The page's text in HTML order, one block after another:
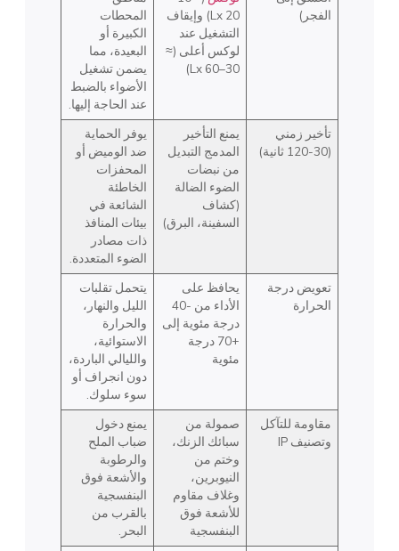
الفجر)
20 Lx) وإيقاف
التشغيل عند
لوكس أعلى (≈
30–60 Lx)
المحطات
الكبيرة أو
البعيدة، مما
يضمن تشغيل
الأضواء بالضبط
عند الحاجة إليها.
تأخير زمني
(30-120 ثانية)
يمنع التأخير
المدمج التبديل
من نبضات
الضوء الضالة
(كشاف
السفينة، البرق)
يوفر الحماية
ضد الوميض أو
المحفزات
الخاطئة
الشائعة في
بيئات المنافذ
ذات مصادر
الضوء المتعددة.
تعويض درجة
الحرارة
يحافظ على
الأداء من -40
درجة مئوية إلى
+70 درجة
مئوية
يتحمل تقلبات
الليل والنهار،
والحرارة
الاستوائية،
والليالي الباردة،
دون انجراف أو
سوء سلوك.
مقاومة للتآكل
وتصنيف IP
صمولة من
سبائك الزنك،
وختم من
النيوبرين،
وغلاف مقاوم
للأشعة فوق
البنفسجية
يمنع دخول
ضباب الملح
والرطوبة
والأشعة فوق
البنفسجية
بالقرب من
البحر.